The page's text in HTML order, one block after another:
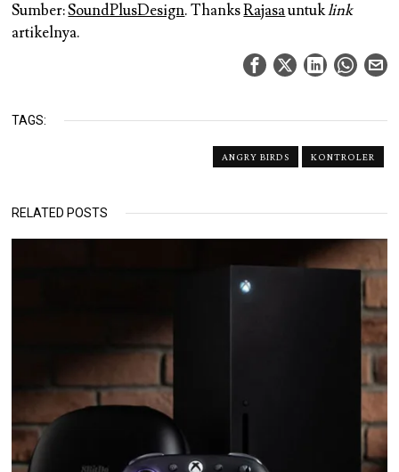
Sumber:SoundPlusDesign. ThanksRajasauntuklink
artikelnya.
TAGS:
ANGRY BIRDS KONTROLER
RELATED POSTS